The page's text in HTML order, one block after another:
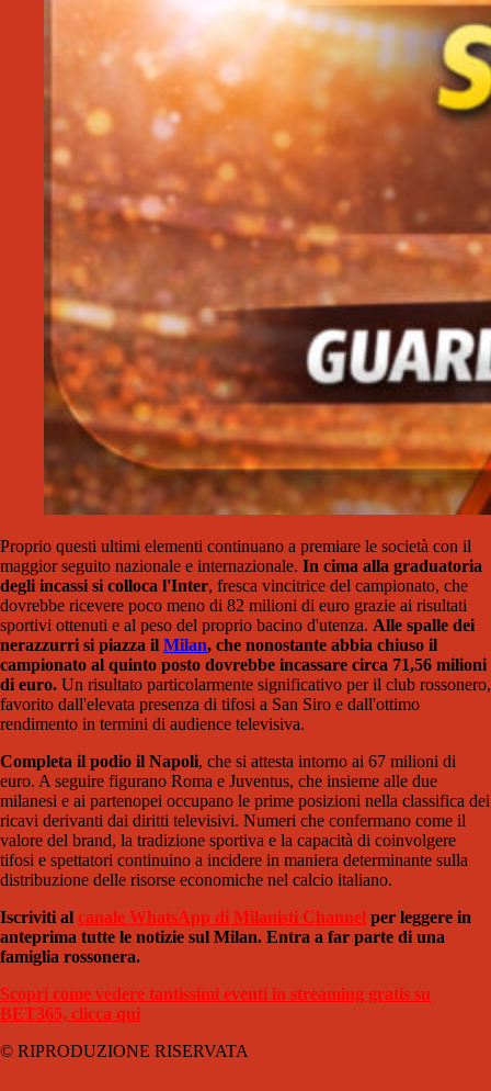
Proprio questi ultimi elementi continuano a premiare le società con il
maggior seguito nazionale e internazionale. In cima alla graduatoria
degli incassi si colloca l'Inter, fresca vincitrice del campionato, che
dovrebbe ricevere poco meno di 82 milioni di euro grazie ai risultati
sportivi ottenuti e al peso del proprio bacino d'utenza. Alle spalle dei
nerazzurri si piazza il Milan, che nonostante abbia chiuso il
campionato al quinto posto dovrebbe incassare circa 71,56 milioni
di euro. Un risultato particolarmente significativo per il club rossonero,
favorito dall'elevata presenza di tifosi a San Siro e dall'ottimo
rendimento in termini di audience televisiva.
Completa il podio il Napoli, che si attesta intorno ai 67 milioni di
euro. A seguire figurano Roma e Juventus, che insieme alle due
milanesi e ai partenopei occupano le prime posizioni nella classifica dei
ricavi derivanti dai diritti televisivi. Numeri che confermano come il
valore del brand, la tradizione sportiva e la capacità di coinvolgere
tifosi e spettatori continuino a incidere in maniera determinante sulla
distribuzione delle risorse economiche nel calcio italiano.
Iscriviti al canale WhatsApp di Milanisti Channel per leggere in
anteprima tutte le notizie sul Milan. Entra a far parte di una
famiglia rossonera.
Scopri come vedere tantissimi eventi in streaming gratis su
BET365, clicca qui
© RIPRODUZIONE RISERVATA